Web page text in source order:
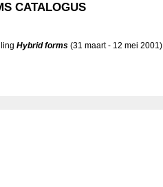
CATALOGUS
Hybridforms (31 maart - 12 mei 2001)